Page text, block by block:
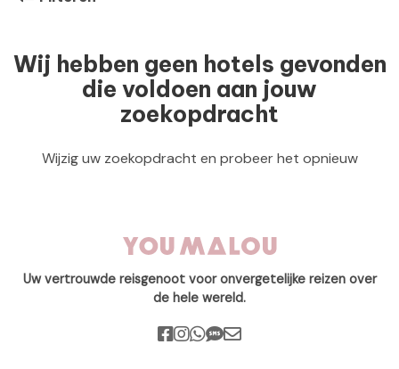
Wij hebben geen hotels gevonden
die voldoen aan jouw
zoekopdracht
Wijzig uw zoekopdracht en probeer het opnieuw
Uw vertrouwde reisgenoot voor onvergetelijke reizen over
de hele wereld.